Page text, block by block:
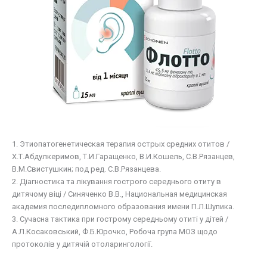
1. Этиопатогенетическая терапия острых средних отитов /
Х.Т.Абдулкеримов, Т.И.Гаращенко, В.И.Кошель, С.В.Рязанцев,
В.М.Свистушкин; под ред. С.В.Рязанцева.
2. Діагностика та лікування гострого середнього отиту в
дитячому віці / Синяченко В.В., Национальная медицинская
академия последипломного образования имени П.Л.Шупика.
3. Сучасна тактика при гострому середньому отиті у дітей /
А.Л.Косаковський, Ф.Б.Юрочко, Робоча група МОЗ щодо
протоколів у дитячій отоларингології.